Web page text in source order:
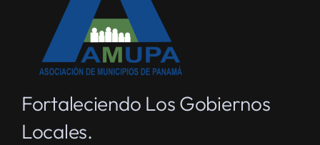
Fortaleciendo Los Gobiernos
Locales.